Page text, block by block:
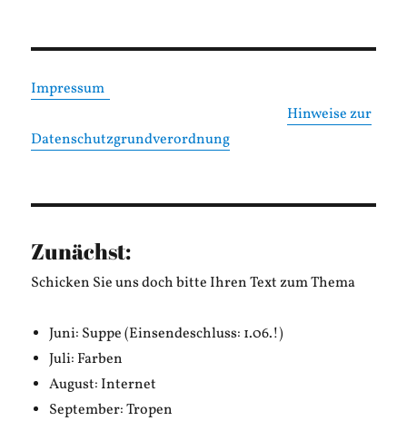
Impressum
Hinweise zur
Datenschutzgrundverordnung
Zunächst:
Schicken Sie uns doch bitte Ihren Text zum Thema
Juni: Suppe (Einsendeschluss: 1.06.!)
Juli: Farben
August: Internet
September: Tropen